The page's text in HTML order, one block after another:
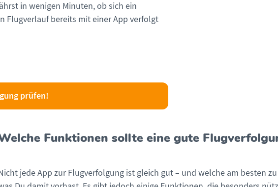
in wenigen Minuten, ob sich ein
Flugverlauf bereits mit einer App verfolgt
prüfen!
Funktionen sollte eine gute
jede App zur Flugverfolgung ist gleich gut – und welche am besten